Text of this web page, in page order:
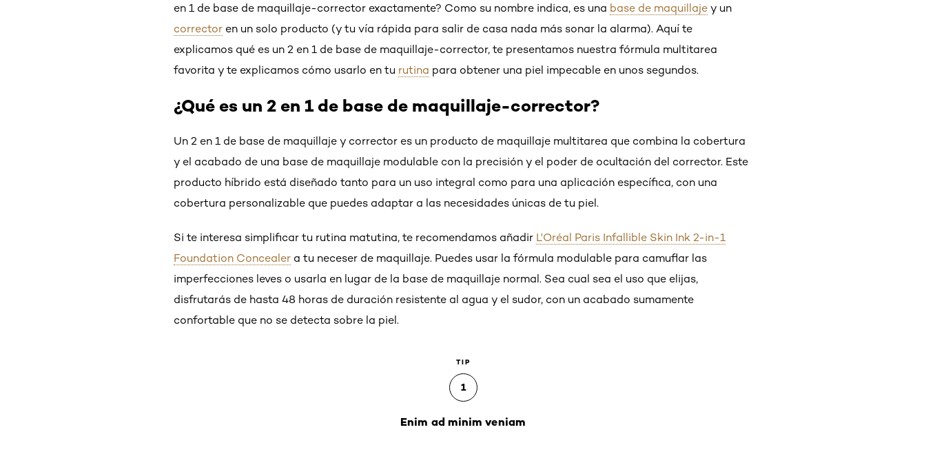
en 1 de base de maquillaje-corrector exactamente? Como su nombre indica, es una base de maquillaje y un
corrector en un solo producto (y tu vía rápida para salir de casa nada más sonar la alarma). Aquí te
explicamos qué es un 2 en 1 de base de maquillaje-corrector, te presentamos nuestra fórmula multitarea
favorita y te explicamos cómo usarlo en tu rutina para obtener una piel impecable en unos segundos.
¿Qué es un 2 en 1 de base de maquillaje-corrector?
Un 2 en 1 de base de maquillaje y corrector es un producto de maquillaje multitarea que combina la cobertura
y el acabado de una base de maquillaje modulable con la precisión y el poder de ocultación del corrector. Este
producto híbrido está diseñado tanto para un uso integral como para una aplicación específica, con una
cobertura personalizable que puedes adaptar a las necesidades únicas de tu piel.
Si te interesa simplificar tu rutina matutina, te recomendamos añadir L'Oréal Paris Infallible Skin Ink 2-in-1
Foundation Concealer a tu neceser de maquillaje. Puedes usar la fórmula modulable para camuflar las
imperfecciones leves o usarla en lugar de la base de maquillaje normal. Sea cual sea el uso que elijas,
disfrutarás de hasta 48 horas de duración resistente al agua y el sudor, con un acabado sumamente
confortable que no se detecta sobre la piel.
TIP
1
Enim ad minim veniam